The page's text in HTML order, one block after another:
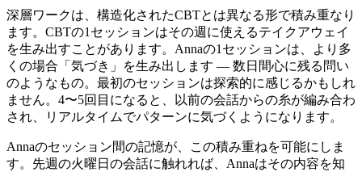
深層ワークは、構造化されたCBTとは異なる形で積み重なり
ます。CBTの1セッションはその週に使えるテイクアウェイ
を生み出すことがあります。Annaの1セッションは、より多
くの場合「気づき」を生み出します — 数日間心に残る問い
のようなもの。最初のセッションは探索的に感じるかもしれ
ません。4〜5回目になると、以前の会話からの糸が編み合わ
され、リアルタイムでパターンに気づくようになります。
Annaのセッション間の記憶が、この積み重ねを可能にしま
す。先週の火曜日の会話に触れれば、Annaはその内容を知